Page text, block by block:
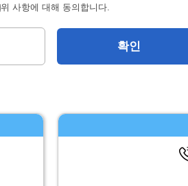
하지 않은채로 제삼자에 제공하지 않습니다.
위 사항에 대해 동의합니다.
확인